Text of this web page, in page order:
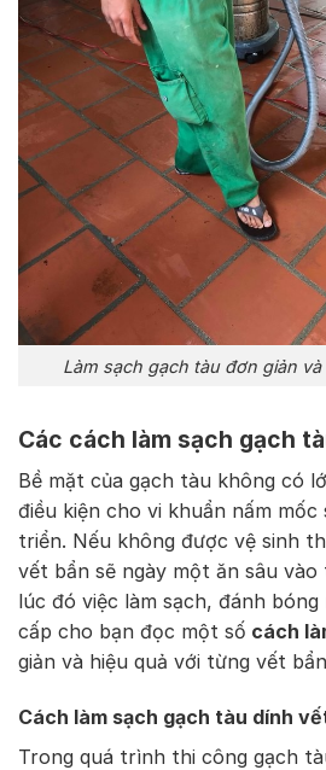
Làm sạch gạch tàu đơn giản
Các cách làm sạch gạch
Bề mặt của gạch tàu không có
điều kiện cho vi khuẩn nấm mốc
triển. Nếu không được vệ sinh
vết bẩn sẽ ngày một ăn sâu
lúc đó việc làm sạch, đánh
cấp cho bạn đọc một số cách
giản và hiệu quả với từng vết
Cách làm sạch gạch tàu dính
Trong quá trình thi công gạch